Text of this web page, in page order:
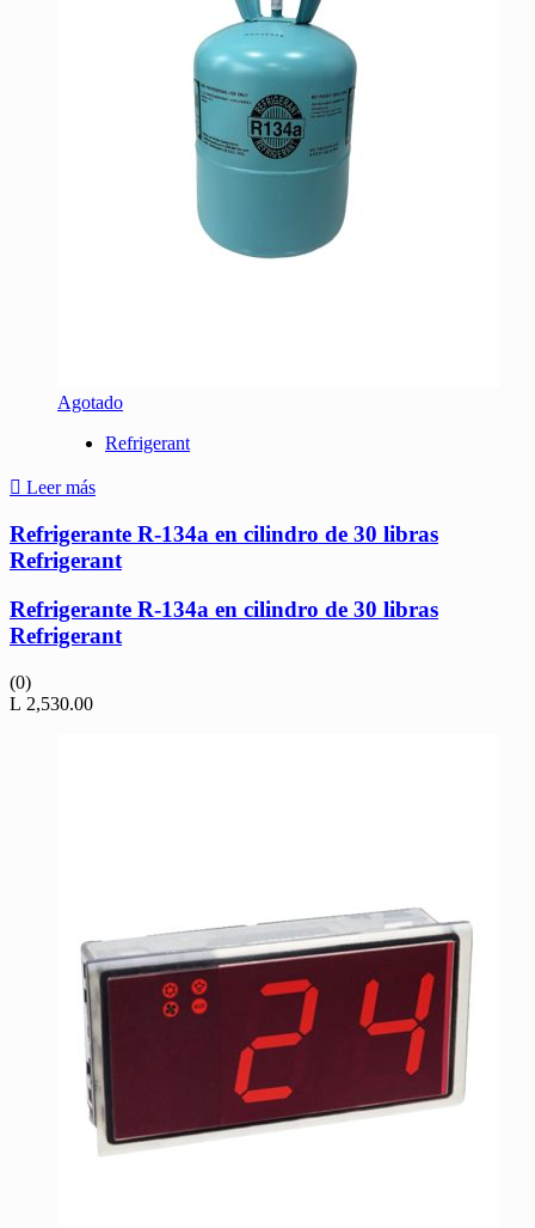
Agotado
Refrigerant
Leer más
Refrigerante R-134a en cilindro de 30 libras
Refrigerant
Refrigerante R-134a en cilindro de 30 libras
Refrigerant
(0)
L 2,530.00